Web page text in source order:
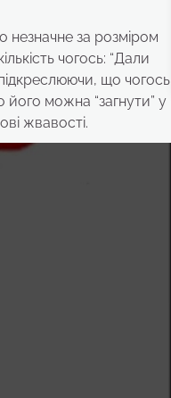
незначне за розміром
чогось: “Дали
що чогось
можна “загнути” у
жвавості.